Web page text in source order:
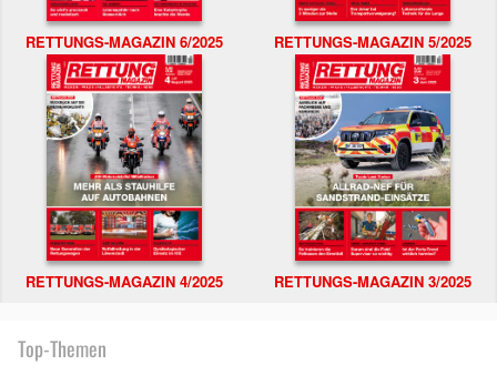
RETTUNGS-MAGAZIN 6/2025 RETTUNGS-MAGAZIN 5/2025
RETTUNGS-MAGAZIN 4/2025 RETTUNGS-MAGAZIN 3/2025
Top-Themen